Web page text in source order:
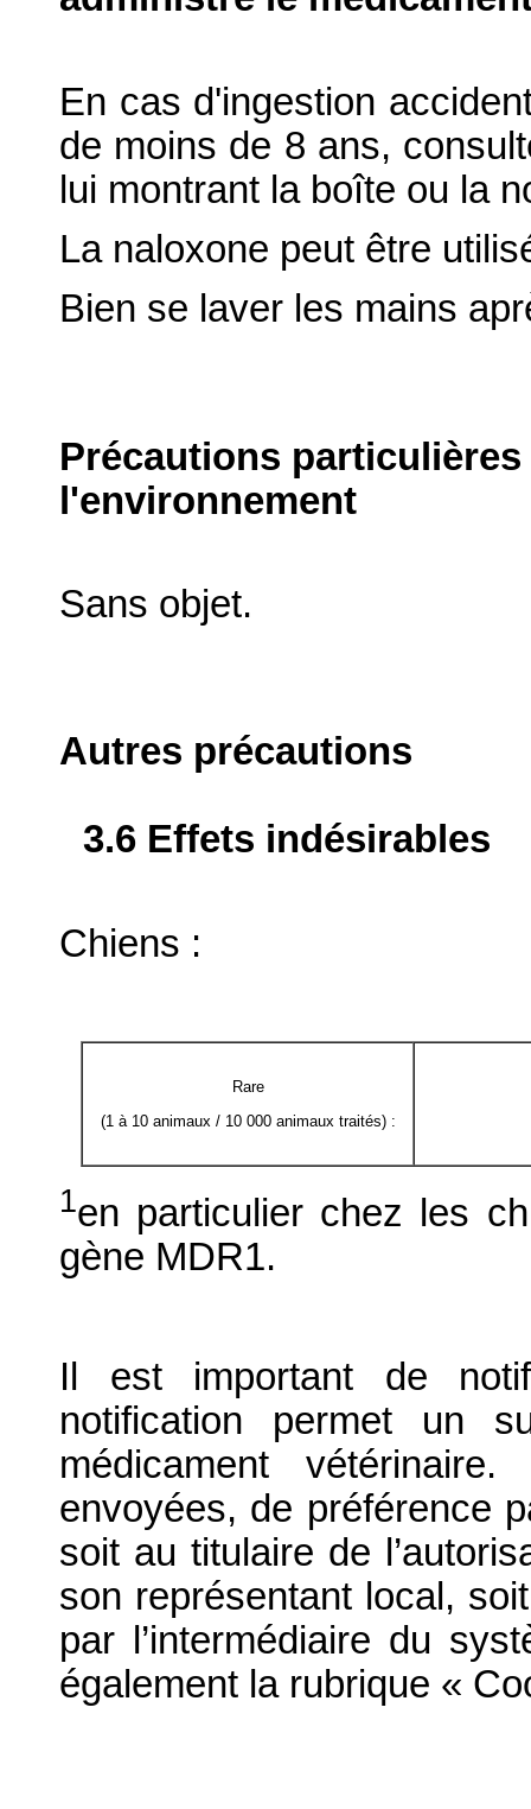
En cas d'ingestion
de moins de 8 ans,
lui montrant la boîte ou la
La naloxone peut être
Bien se laver les mains
Précautions
l'environnement
Sans objet.
Autres précautions
3.6 Effets indésirables
Chiens :
Rare
(1 à 10 animaux / 10 000 animaux traités) :
1en particulier chez les
gène MDR1.
Il est important de
notification permet un
médicament
envoyées, de préférence
soit au titulaire de
son représentant local,
par l’intermédiaire du
également la rubrique «